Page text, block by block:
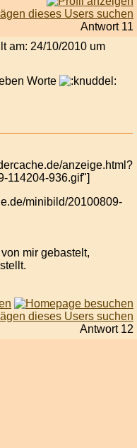
Antwort 11
am: 24/10/2010 um
Worte
anzeige.html?
114204-936.gif"]
mir gebastelt,
Antwort 12